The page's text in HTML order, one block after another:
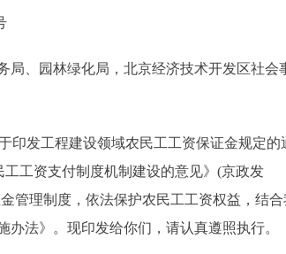
局、园林绿化局，北京经济技术开发区社会
发工程建设领域农民工工资保证金规定的
工资支付制度机制建设的意见》(京政发
管理制度，依法保护农民工工资权益，结
法》。现印发给你们，请认真遵照执行。